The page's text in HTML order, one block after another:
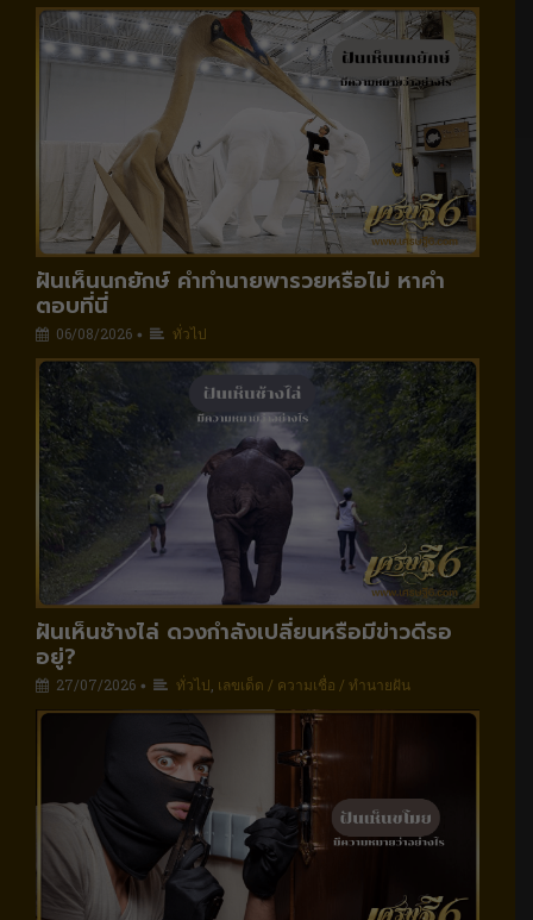
ฝันเห็นนกยักษ์ คำทำนายพารวยหรือไม่ หาคำ
ตอบที่นี่
06/08/2026 • ทั่วไป
ฝันเห็นช้างไล่ ดวงกำลังเปลี่ยนหรือมีข่าวดีรอ
อยู่?
27/07/2026 • ทั่วไป, เลขเด็ด / ความเชื่อ / ทำนายฝัน